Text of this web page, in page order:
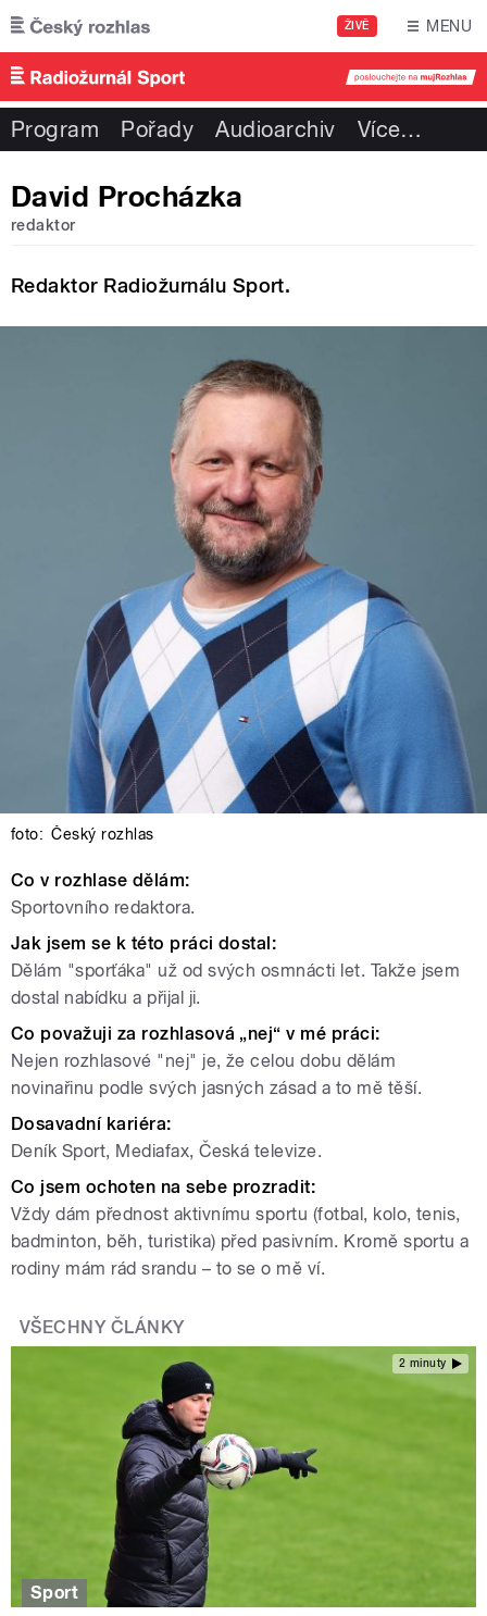
Přejít k hlavnímu obsahu
ŽIVĚ MENU
Program Pořady Audioarchiv Více…
David Procházka
redaktor
Redaktor Radiožurnálu Sport.
foto: Český rozhlas
Co v rozhlase dělám:
Sportovního redaktora.
Jak jsem se k této práci dostal:
Dělám "sporťáka" už od svých osmnácti let. Takže jsem
dostal nabídku a přijal ji.
Co považuji za rozhlasová „nej“ v mé práci:
Nejen rozhlasové "nej" je, že celou dobu dělám
novinařinu podle svých jasných zásad a to mě těší.
Dosavadní kariéra:
Deník Sport, Mediafax, Česká televize.
Co jsem ochoten na sebe prozradit:
Vždy dám přednost aktivnímu sportu (fotbal, kolo, tenis,
badminton, běh, turistika) před pasivním. Kromě sportu a
rodiny mám rád srandu – to se o mě ví.
VŠECHNY ČLÁNKY
2 minuty
Sport